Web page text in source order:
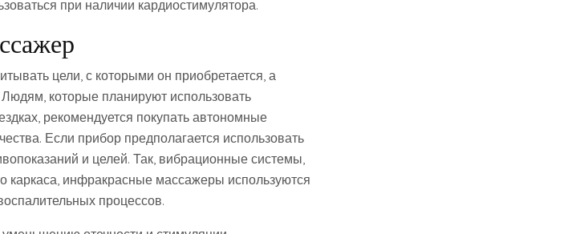
при наличии кардиостимулятора.
цели, с которыми он приобретается, а
которые планируют использовать
рекомендуется покупать автономные
Если прибор предполагается использовать
и целей. Так, вибрационные системы,
инфракрасные массажеры используются
процессов.